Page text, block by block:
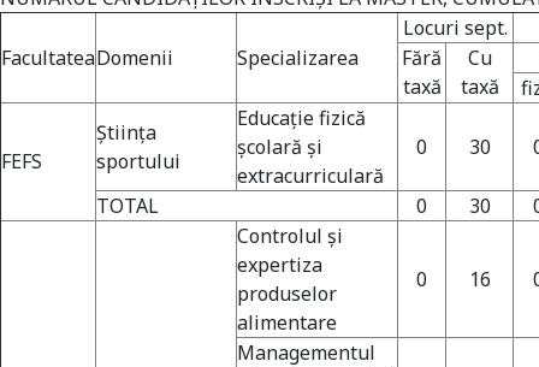
FacultateaDomenii Specializarea
Locuri sept.
Fără
taxă
Cu
taxă
FEFS
Ştiinţa
sportului
Educație fizică
școlară și
extracurriculară
0 30
TOTAL 0 30
Controlul şi
expertiza
produselor
alimentare
0 16
Managementul